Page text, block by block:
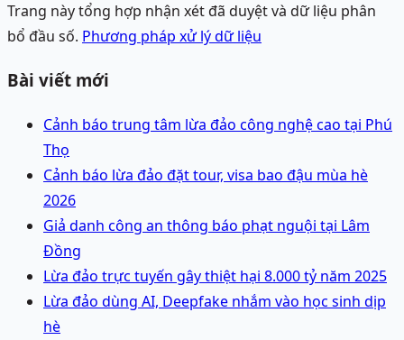
Trang này tổng hợp nhận xét đã duyệt và dữ liệu phân
bổ đầu số. Phương pháp xử lý dữ liệu
Bài viết mới
Cảnh báo trung tâm lừa đảo công nghệ cao tại Phú
Thọ
Cảnh báo lừa đảo đặt tour, visa bao đậu mùa hè
2026
Giả danh công an thông báo phạt nguội tại Lâm
Đồng
Lừa đảo trực tuyến gây thiệt hại 8.000 tỷ năm 2025
Lừa đảo dùng AI, Deepfake nhắm vào học sinh dịp
hè